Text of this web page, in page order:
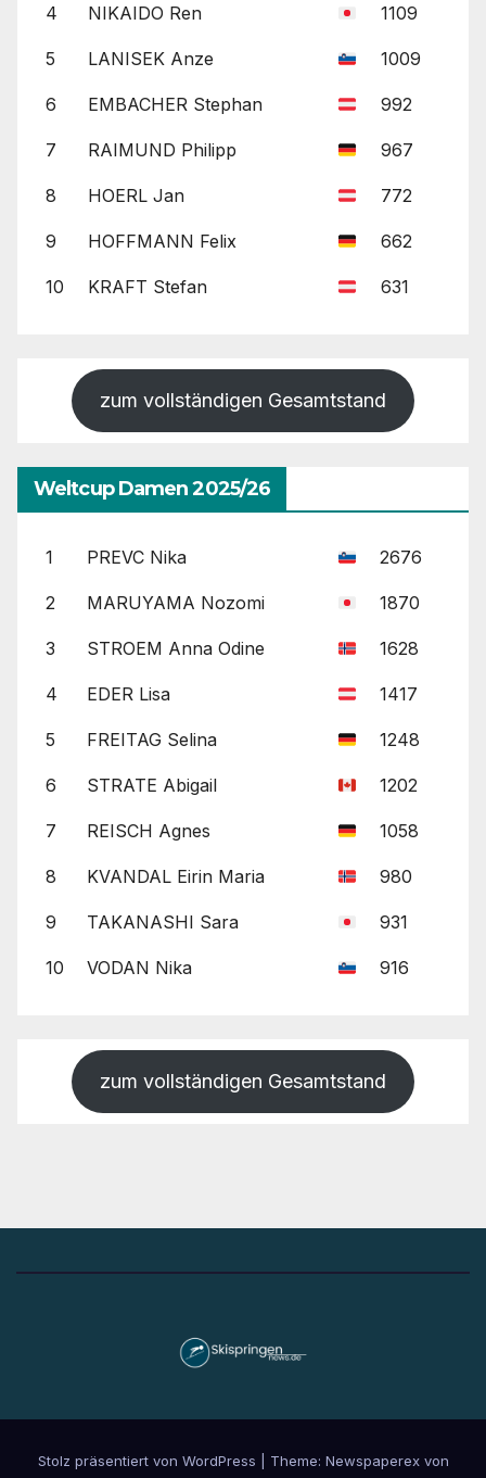
4 NIKAIDO Ren 1109
5 LANISEK Anze 1009
6 EMBACHER Stephan 992
7 RAIMUND Philipp 967
8 HOERL Jan 772
9 HOFFMANN Felix 662
10 KRAFT Stefan 631
zum vollständigen Gesamtstand
Weltcup Damen 2025/26
1 PREVC Nika 2676
2 MARUYAMA Nozomi 1870
3 STROEM Anna Odine 1628
4 EDER Lisa 1417
5 FREITAG Selina 1248
6 STRATE Abigail 1202
7 REISCH Agnes 1058
8 KVANDAL Eirin Maria 980
9 TAKANASHI Sara 931
10 VODAN Nika 916
zum vollständigen Gesamtstand
Stolz präsentiert von WordPress Theme: Newspaperex von